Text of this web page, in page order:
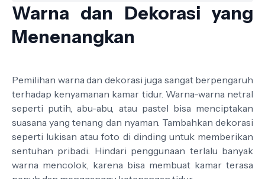
Warna dan Dekorasi yang
Menenangkan
Pemilihan warna dan dekorasi juga sangat berpengaruh
terhadap kenyamanan kamar tidur. Warna-warna netral
seperti putih, abu-abu, atau pastel bisa menciptakan
suasana yang tenang dan nyaman. Tambahkan dekorasi
seperti lukisan atau foto di dinding untuk memberikan
sentuhan pribadi. Hindari penggunaan terlalu banyak
warna mencolok, karena bisa membuat kamar terasa